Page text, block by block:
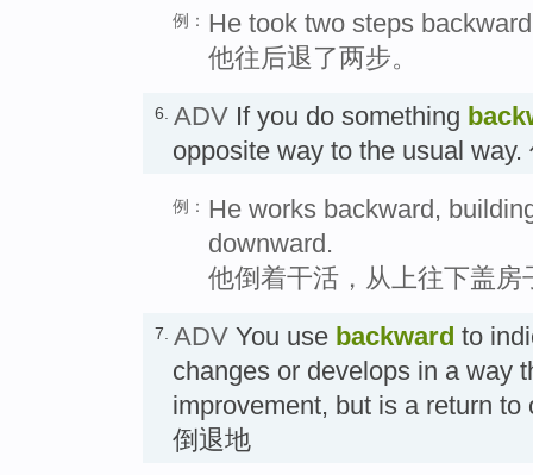
例： He took two steps
他往后退了两步。
6. ADV If you do something
opposite way to the usual
例： He works backward,
downward.
他倒着干活，从上往下盖房
7. ADV You use backward to
changes or develops in a way
improvement, but is a return to
倒退地